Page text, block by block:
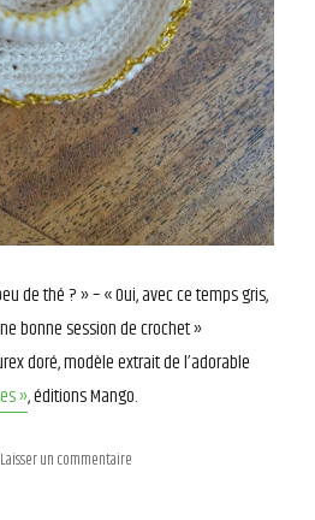
de thé ? » – « Oui, avec ce temps gris,
bonne session de crochet »
doré, modèle extrait de l’adorable
», éditions Mango.
Laisser un commentaire